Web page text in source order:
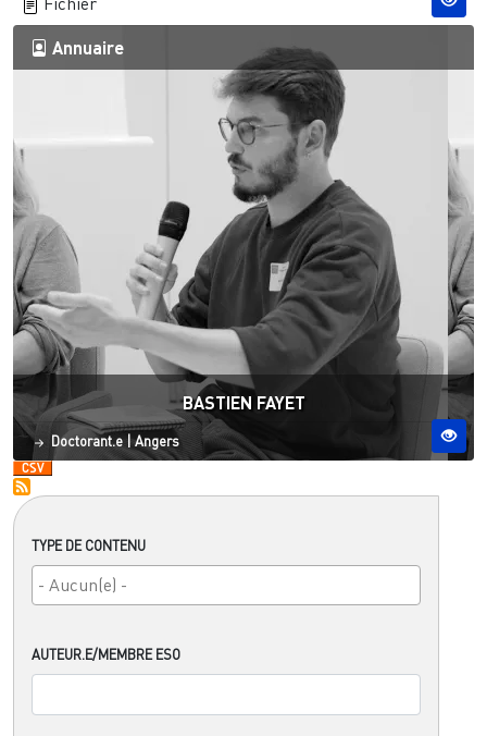
TYPE DE CONTENU
AUTEUR.E/MEMBRE ESO
Annuaire
BASTIEN FAYET
Statut
Doctorant.e|Site ESO
Angers